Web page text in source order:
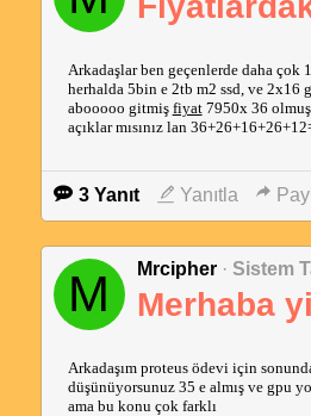
Arkadaşlar ben geçenlerde daha
herhalda 5bin e 2tb m2 ssd, ve 2x16
abooooo gitmiş fiyat7950x 36 olmuş
açıklar mısınız lan
3 Yanıt Yanıtla
M Mrcipher · Sistem
Merhaba
Arkadaşım proteus ödevi için
düşünüyorsunuz 35 e almış ve gpu
ama bu konu çok farklı